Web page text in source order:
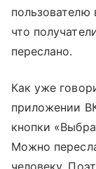
пользователю
что
переслано.
Как уже
приложении
кнопки
Можно
человеку.